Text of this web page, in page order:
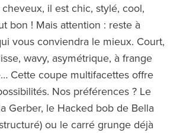
il est chic, stylé, cool,
bon ! Mais attention : reste à
vous conviendra le mieux. Court,
wavy, asymétrique, à frange
Cette coupe multifacettes offre
Nos préférences ? Le
Gerber, le Hacked bob de Bella
ou le carré grunge déjà